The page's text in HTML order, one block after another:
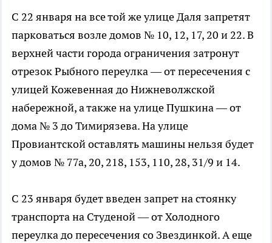
С 22 января на все той же улице Даля запретят
парковаться возле домов № 10, 12, 17, 20 и 22. В
верхней части города ограничения затронут
отрезок Рыбного переулка — от пересечения с
улицей Кожевенная до Нижневолжской
набережной, а также на улице Пушкина — от
дома № 3 до Тимирязева. На улице
Провиантской оставлять машины нельзя будет
у домов № 77а, 20, 218, 153, 110, 28, 31/9 и 14.
С 23 января будет введен запрет на стоянку
транспорта на Студеной — от Холодного
переулка до пересечения со Звездинкой. А еще